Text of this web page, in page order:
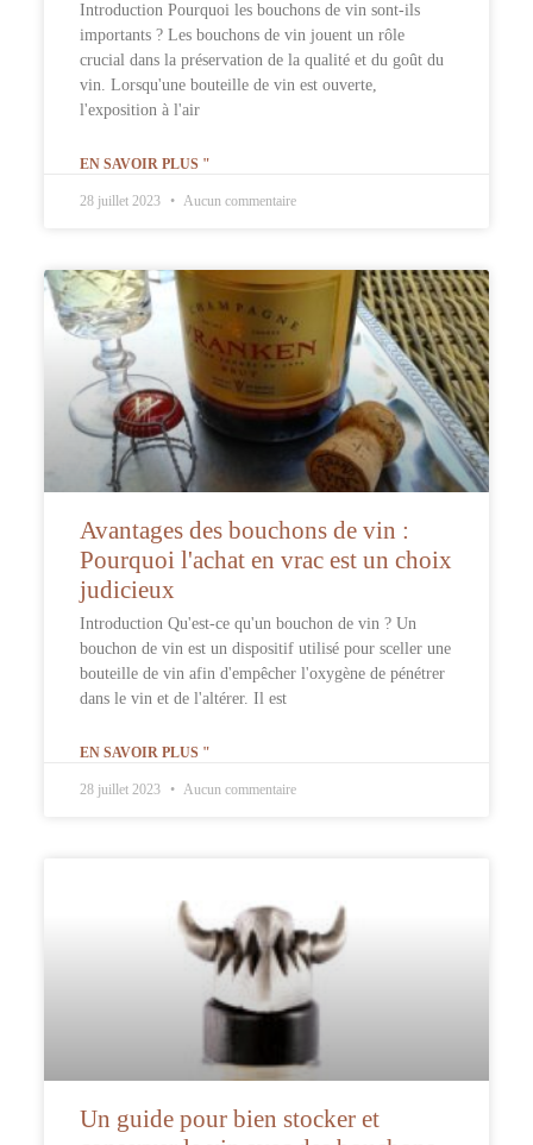
Introduction Pourquoi les bouchons de vin sont-ils
importants ? Les bouchons de vin jouent un rôle
crucial dans la préservation de la qualité et du goût du
vin. Lorsqu'une bouteille de vin est ouverte,
l'exposition à l'air
EN SAVOIR PLUS "
28 juillet 2023 Aucun commentaire
Avantages des bouchons de vin :
Pourquoi l'achat en vrac est un choix
judicieux
Introduction Qu'est-ce qu'un bouchon de vin ? Un
bouchon de vin est un dispositif utilisé pour sceller une
bouteille de vin afin d'empêcher l'oxygène de pénétrer
dans le vin et de l'altérer. Il est
EN SAVOIR PLUS "
28 juillet 2023 Aucun commentaire
Un guide pour bien stocker et